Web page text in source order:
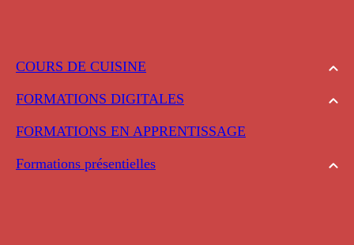
COURS DE CUISINE
FORMATIONS DIGITALES
FORMATIONS EN APPRENTISSAGE
Formations présentielles